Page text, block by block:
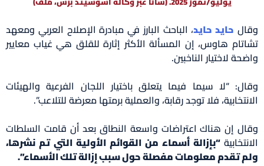
وقال حايد حايد، الباحث البارز في مبادرة الإصلاح العربي ومعهد
تشاتام هاوس، إن المسألة الأكثر إثارة للقلق هي غياب معايير
واضحة لاختيار الناخبين.
وقال: “لا سيما فيما يتعلق باختيار اللجان الفرعية والهيئات
الانتخابية، فلا توجد رقابة، والعملية برمتها معرضة للتلاعب”.
وقال إن هناك اعتراضات واسعة النطاق بعد أن قامت السلطات
الانتخابية “بإزالة أسماء من القوائم الأولية التي تم نشرها،
ولم تقدم معلومات مفصلة حول سبب إزالة تلك الأسماء”.